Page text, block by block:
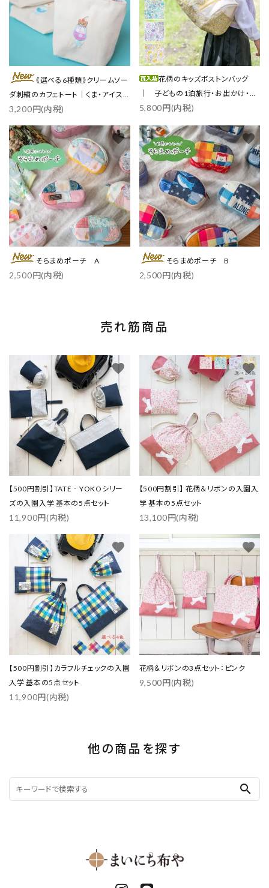
《選べる6種類》クリームソー
ダ刺繍のカフェトート｜くま・アイス
／各3色
3,200円(内税)
花柄のキッズボストンバッグ
｜ 子どもの1泊旅行・お出かけ・ス
ポーツに
5,800円(内税)
そらまめポーチ A
2,500円(内税)
favorite
そらまめポーチ B
2,500円(内税)
favorite
売れ筋商品
【500円割引】TATE‐YOKOシリー
ズの入園入学 基本の5点セット
11,900円(内税)
favorite
【500円割引】 花柄＆リボンの入園入
学 基本の5点セット
13,100円(内税)
favorite
【500円割引】カラフルチェックの入園
入学 基本の5点セット
11,900円(内税)
favorite
花柄＆リボンの3点セット：ピンク
9,500円(内税)
favorite
他の商品を探す
search